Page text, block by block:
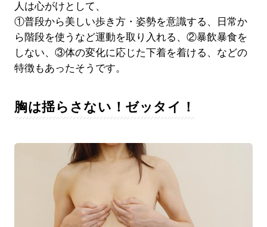
人は心がけとして、
①普段から美しい歩き方・姿勢を意識する、日常か
ら階段を使うなど運動を取り入れる、②暴飲暴食を
しない、③体の変化に応じた下着を着ける、などの
特徴もあったそうです。
胸は揺らさない！ゼッタイ！